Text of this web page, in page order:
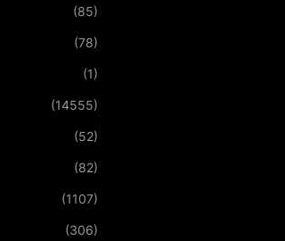
(85)
(78)
(1)
(14555)
(52)
(82)
(1107)
(306)